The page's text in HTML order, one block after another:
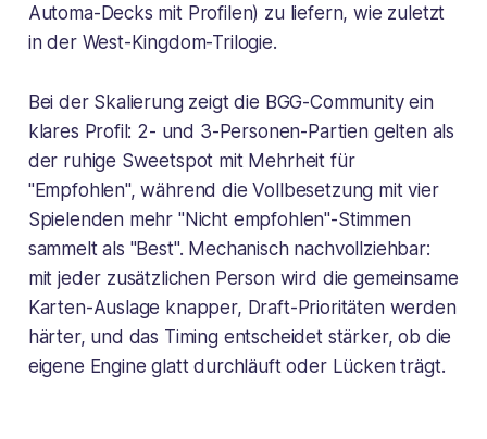
Automa-Decks mit Profilen) zu liefern, wie zuletzt
in der West-Kingdom-Trilogie.
Bei der Skalierung zeigt die BGG-Community ein
klares Profil: 2- und 3-Personen-Partien gelten als
der ruhige Sweetspot mit Mehrheit für
"Empfohlen", während die Vollbesetzung mit vier
Spielenden mehr "Nicht empfohlen"-Stimmen
sammelt als "Best". Mechanisch nachvollziehbar:
mit jeder zusätzlichen Person wird die gemeinsame
Karten-Auslage knapper, Draft-Prioritäten werden
härter, und das Timing entscheidet stärker, ob die
eigene Engine glatt durchläuft oder Lücken trägt.